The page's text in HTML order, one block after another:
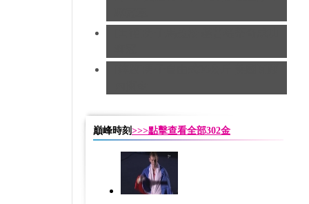
巔峰時刻 >>>點擊查看全部302金